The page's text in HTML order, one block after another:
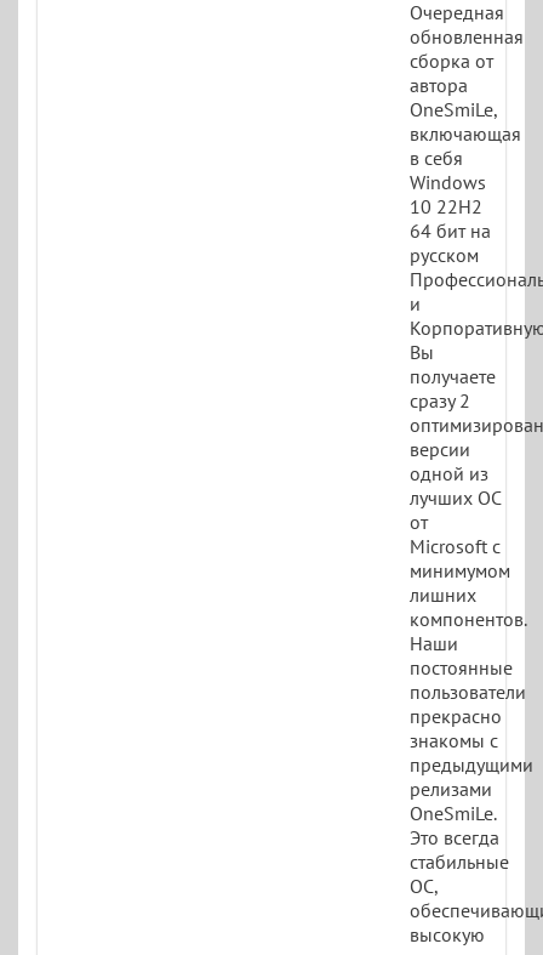
Очередная
обновленная
сборка от
автора
OneSmiLe,
включающая
в себя
Windows
10 22H2
64 бит на
русском
и
Вы
получаете
сразу 2
версии
одной из
лучших ОС
от
Microsoft с
минимумом
лишних
компонентов.
Наши
постоянные
пользователи
прекрасно
знакомы с
предыдущими
релизами
OneSmiLe.
Это всегда
стабильные
ОС,
высокую